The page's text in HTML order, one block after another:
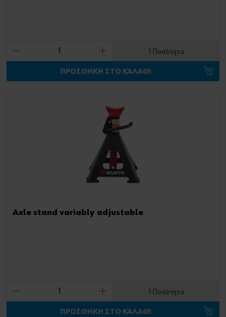
1 Ποσότητα
ΠΡΟΣΘΗΚΗ ΣΤΟ ΚΑΛΑΘΙ
Axle stand variably adjustable
1 Ποσότητα
ΠΡΟΣΘΗΚΗ ΣΤΟ ΚΑΛΑΘΙ